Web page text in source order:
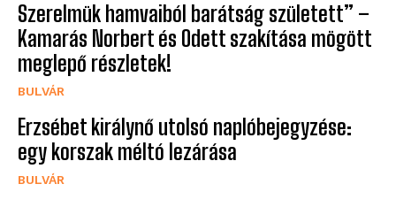
Szerelmük hamvaiból barátság született” –
Kamarás Norbert és Odett szakítása mögött
meglepő részletek!
BULVÁR
Erzsébet királynő utolsó naplóbejegyzése:
egy korszak méltó lezárása
BULVÁR